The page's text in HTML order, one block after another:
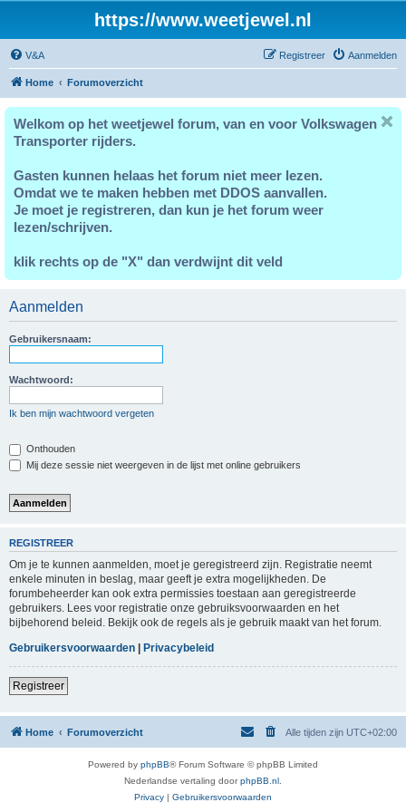
https://www.weetjewel.nl
V&A Aanmelden
Registreer
Home Forumoverzicht
Welkom op het weetjewel forum, van en voor Volkswagen
Transporter rijders.
Gasten kunnen helaas het forum niet meer lezen.
Omdat we te maken hebben met DDOS aanvallen.
Je moet je registreren, dan kun je het forum weer
lezen/schrijven.
klik rechts op de "X" dan verdwijnt dit veld
Aanmelden
Gebruikersnaam:
Wachtwoord:
Ik ben mijn wachtwoord vergeten
Onthouden
Mij deze sessie niet weergeven in de lijst met online gebruikers
REGISTREER
Om je te kunnen aanmelden, moet je geregistreerd zijn. Registratie neemt
enkele minuten in beslag, maar geeft je extra mogelijkheden. De
forumbeheerder kan ook extra permissies toestaan aan geregistreerde
gebruikers. Lees voor registratie onze gebruiksvoorwaarden en het
bijbehorend beleid. Bekijk ook de regels als je gebruik maakt van het forum.
Gebruikersvoorwaarden | Privacybeleid
Registreer
Home Forumoverzicht Alle tijden zijn UTC+02:00
Powered by phpBB® Forum Software © phpBB Limited
Nederlandse vertaling doorphpBB.nl
Privacy | Gebruikersvoorwaarden